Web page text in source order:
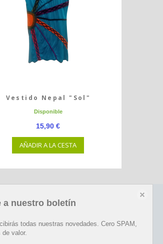
Vestido Nepal "Sol"
Disponible
15,90 €
AÑADIR A LA CESTA
sociales
a nuestro boletín
todas nuestras novedades. Cero SPAM,
de valor.